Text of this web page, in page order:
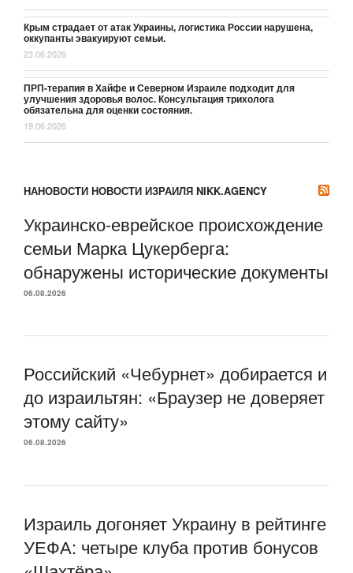
Крым страдает от атак Украины, логистика России нарушена,
оккупанты эвакуируют семьи.
23.06.2026
ПРП-терапия в Хайфе и Северном Израиле подходит для
улучшения здоровья волос. Консультация трихолога
обязательна для оценки состояния.
19.06.2026
НАНОВОСТИ НОВОСТИ ИЗРАИЛЯ NIKK.AGENCY
Украинско-еврейское происхождение
семьи Марка Цукерберга:
обнаружены исторические документы
06.08.2026
Российский «Чебурнет» добирается и
до израильтян: «Браузер не доверяет
этому сайту»
06.08.2026
Израиль догоняет Украину в рейтинге
УЕФА: четыре клуба против бонусов